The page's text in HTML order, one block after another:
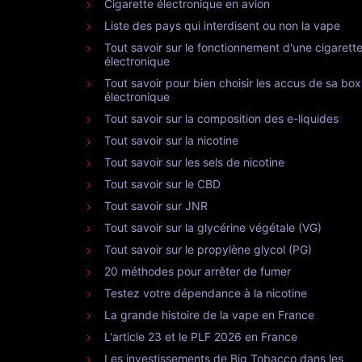
Cigarette électronique en avion
Liste des pays qui interdisent ou non la vape
Tout savoir sur le fonctionnement d'une cigarette
électronique
Tout savoir pour bien choisir les accus de sa box
électronique
Tout savoir sur la composition des e-liquides
Tout savoir sur la nicotine
Tout savoir sur les sels de nicotine
Tout savoir sur le CBD
Tout savoir sur JNR
Tout savoir sur la glycérine végétale (VG)
Tout savoir sur le propylène glycol (PG)
20 méthodes pour arrêter de fumer
Testez votre dépendance à la nicotine
La grande histoire de la vape en France
L'article 23 et le PLF 2026 en France
Les investissements de Big Tobacco dans les